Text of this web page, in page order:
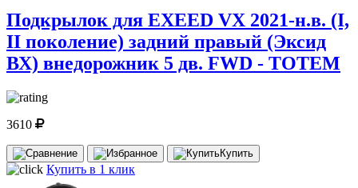
Подкрылок для EXEED VX 2021-н.в. (I,
II поколение) задний правый (Эксид
ВХ) внедорожник 5 дв. FWD - TOTEM
3610
Купить
Купить в 1 клик